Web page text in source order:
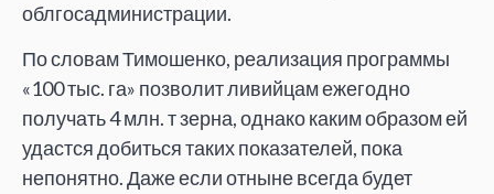
облгосадминистрации.
По словам Тимошенко, реализация программы
«100 тыс. га» позволит ливийцам ежегодно
получать 4 млн. т зерна, однако каким образом ей
удастся добиться таких показателей, пока
непонятно. Даже если отныне всегда будет